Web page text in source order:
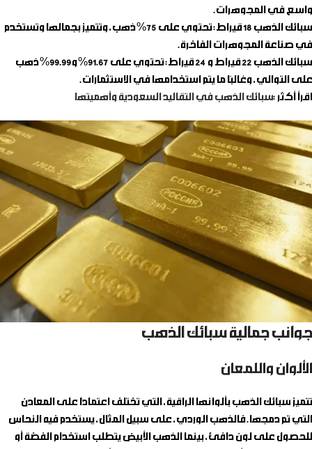
واسع في المجوهرات.
سبائك الذهب 18 قيراط
: تحتوي على 75% ذهب، وتتميز بجمالها وتستخدم
في صناعة المجوهرات الفاخرة.
سبائك الذهب 22 قيراط و 24 قيراط
: تحتوي على 91.67% و99.99% ذهب
على التوالي، وغالبًا ما يتم استخدامها في الاستثمارات.
اقرأ أكثر :سبائك الذهب في التقاليد السعودية وأهميتها
جوانب جمالية سبائك الذهب
الألوان واللمعان
تتميز سبائك الذهب بألوانها الراقية، التي تختلف اعتمادًا على المعادن
التي تم دمجها. فالذهب الوردي، على سبيل المثال، يستخدم فيه النحاس
للحصول على لون دافئ، بينما الذهب الأبيض يتطلب استخدام الفضة أو